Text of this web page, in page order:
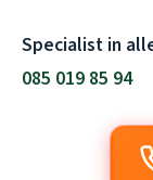
Specialist in
085 019 85 94